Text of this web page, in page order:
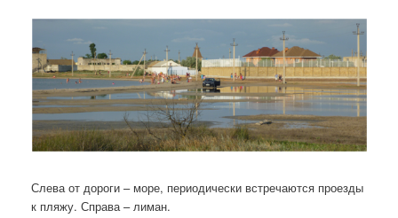
Слева от дороги – море, периодически встречаются проезды
к пляжу. Справа – лиман.